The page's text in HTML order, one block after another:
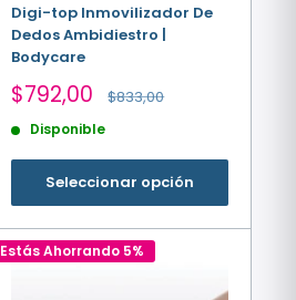
Digi-top Inmovilizador De
Dedos Ambidiestro |
Bodycare
Precio
de
venta
$792,00 Precio
habitual
$833,00
Disponible
Seleccionar opción
Estás Ahorrando 5%